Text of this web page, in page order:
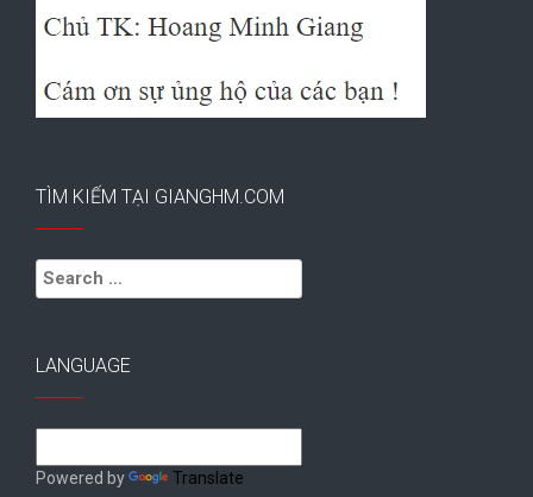
TÌM KIẾM TẠI GIANGHM.COM
Search
for:
LANGUAGE
Powered by Translate